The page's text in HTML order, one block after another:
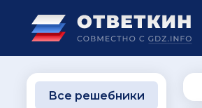
Все решебники